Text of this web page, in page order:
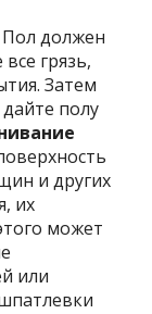
Пол должен
грязь,
Затем
полу
и других
их
может
или